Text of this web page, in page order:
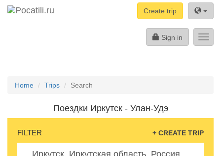
Create trip
Sign in
Home Trips Search
Поездки Иркутск - Улан-Удэ
FILTER + CREATE TRIP